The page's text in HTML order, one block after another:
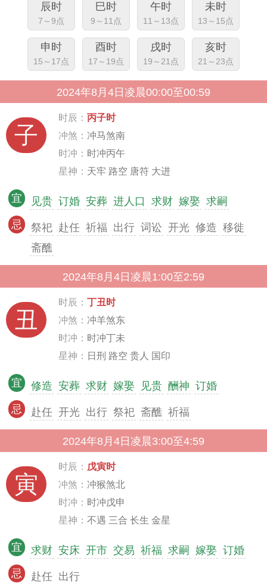
辰时
7～9点
巳时
9～11点
午时
11～13点
未时
13～15点
申时
15～17点
酉时
17～19点
戌时
19～21点
亥时
21～23点
2024年8月4日凌晨00:00至00:59
子
时辰： 丙子时
冲煞： 冲马煞南
时冲： 时冲丙午
星神： 天牢 路空 唐符 大进
宜 见贵 订婚 安葬 进人口 求财 嫁娶 求嗣
忌 祭祀 赴任 祈福 出行 词讼 开光 修造 移徙
斋醮
2024年8月4日凌晨1:00至2:59
丑
时辰： 丁丑时
冲煞： 冲羊煞东
时冲： 时冲丁未
星神： 日刑 路空 贵人 国印
宜 修造 安葬 求财 嫁娶 见贵 酬神 订婚
忌 赴任 开光 出行 祭祀 斋醮 祈福
2024年8月4日凌晨3:00至4:59
寅
时辰： 戊寅时
冲煞： 冲猴煞北
时冲： 时冲戊申
星神： 不遇 三合 长生 金星
宜 求财 安床 开市 交易 祈福 求嗣 嫁娶 订婚
忌 赴任 出行